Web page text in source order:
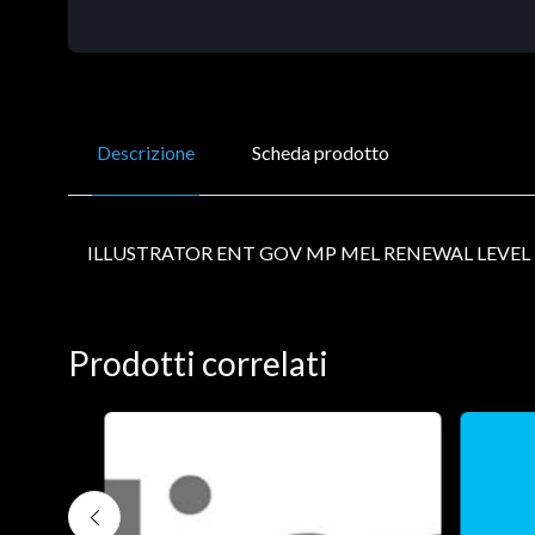
Descrizione Scheda prodotto
ILLUSTRATOR ENT GOV MP MEL RENEWAL LEVEL
Prodotti correlati